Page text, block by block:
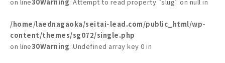
/home/laednagaoka/seitai-lead.com/public_html/wp-
content/themes/sg072/single.php
on line30Warning: Undefined array key 0 in